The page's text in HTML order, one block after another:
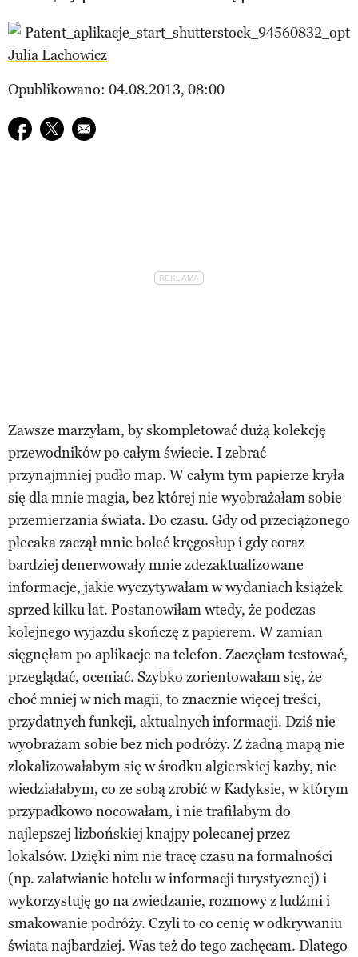
Julia Lachowicz
Opublikowano: 04.08.2013, 08:00
Udostępnij na facebook
Udostępnij na twitter
E-mail do przyjaciela
Zawsze marzyłam, by skompletować dużą kolekcję
przewodników po całym świecie. I zebrać
przynajmniej pudło map. W całym tym papierze kryła
się dla mnie magia, bez której nie wyobrażałam sobie
przemierzania świata. Do czasu. Gdy od przeciążonego
plecaka zaczął mnie boleć kręgosłup i gdy coraz
bardziej denerwowały mnie zdezaktualizowane
informacje, jakie wyczytywałam w wydaniach książek
sprzed kilku lat. Postanowiłam wtedy, że podczas
kolejnego wyjazdu skończę z papierem. W zamian
sięgnęłam po aplikacje na telefon. Zaczęłam testować,
przeglądać, oceniać. Szybko zorientowałam się, że
choć mniej w nich magii, to znacznie więcej treści,
przydatnych funkcji, aktualnych informacji. Dziś nie
wyobrażam sobie bez nich podróży. Z żadną mapą nie
zlokalizowałabym się w środku algierskiej kazby, nie
wiedziałabym, co ze sobą zrobić w Kadyksie, w którym
przypadkowo nocowałam, i nie trafiłabym do
najlepszej lizbońskiej knajpy polecanej przez
lokalsów. Dzięki nim nie tracę czasu na formalności
(np. załatwianie hotelu w informacji turystycznej) i
wykorzystuję go na zwiedzanie, rozmowy z ludźmi i
smakowanie podróży. Czyli to co cenię w odkrywaniu
świata najbardziej. Was też do tego zachęcam. Dlatego